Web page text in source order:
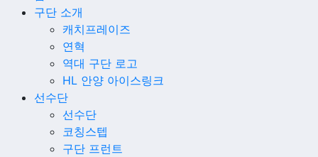
구단 소개
캐치프레이즈
연혁
역대 구단 로고
HL 안양 아이스링크
선수단
선수단
코칭스텝
구단 프런트